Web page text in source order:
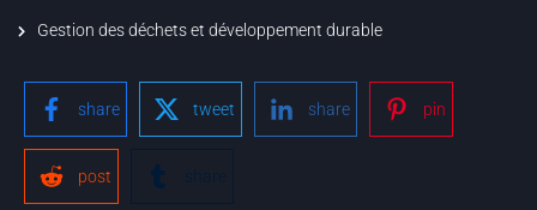
Gestion des déchets et développement durable
share tweet share pin
post share